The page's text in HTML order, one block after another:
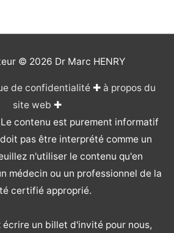
© 2026 Dr Marc HENRY
de confidentialité✚ à propos du
site web ✚
contenu est purement informatif
pas être interprété comme un
n'utiliser le contenu qu'en
médecin ou un professionnel de la
certifié approprié.
écrire un billet d'invité pour nous,